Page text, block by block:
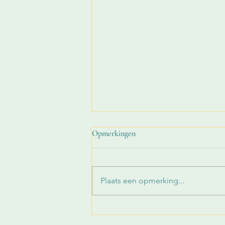
Opmerkingen
Plaats een opmerking...